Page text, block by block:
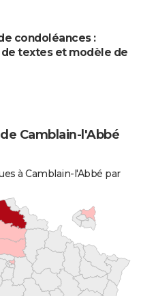
condoléances :
textes et modèle de
Camblain-l'Abbé
à Camblain-l'Abbé par